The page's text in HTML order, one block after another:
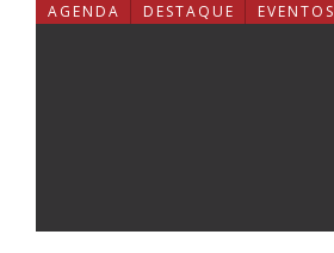
AGENDA DESTAQUE EVENTOS